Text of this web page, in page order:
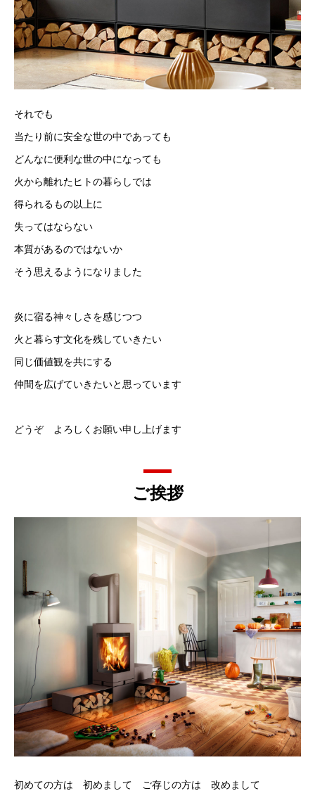
それでも
当たり前に安全な世の中であっても
どんなに便利な世の中になっても
火から離れたヒトの暮らしでは
得られるもの以上に
失ってはならない
本質があるのではないか
そう思えるようになりました
炎に宿る神々しさを感じつつ
火と暮らす文化を残していきたい
同じ価値観を共にする
仲間を広げていきたいと思っています
どうぞ よろしくお願い申し上げます
ご挨拶
初めての方は 初めまして ご存じの方は 改めまして